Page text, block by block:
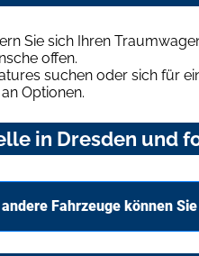
Sie sich Ihren
offen.
suchen oder sich für
Optionen.
in Dresden und
Fahrzeuge können